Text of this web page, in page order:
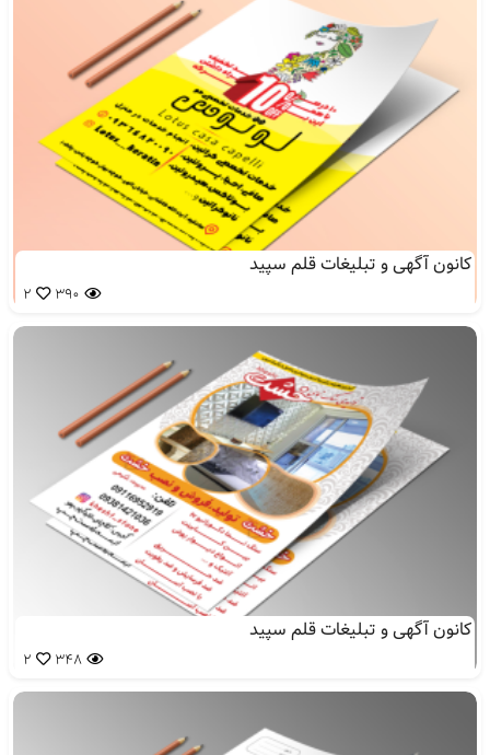
کانون آگهی و تبلیغات قلم سپید
390
2
کانون آگهی و تبلیغات قلم سپید
348
2